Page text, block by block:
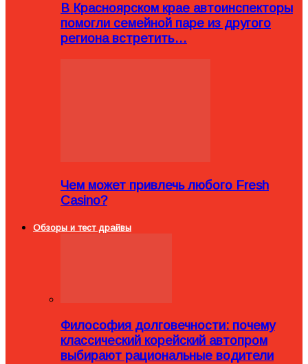
В Красноярском крае автоинспекторы
помогли семейной паре из другого
региона встретить…
Чем может привлечь любого Fresh
Casino?
Обзоры и тест драйвы
Философия долговечности: почему
классический корейский автопром
выбирают рациональные водители